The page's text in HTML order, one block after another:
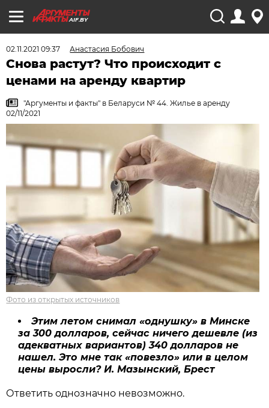
AIF.BY
02.11.2021 09:37 Анастасия Бобович
Снова растут? Что происходит с
ценами на аренду квартир
"Аргументы и факты" в Беларуси № 44. Жилье в аренду
02/11/2021
Фото из открытых источников
Этим летом снимал «однушку» в Минске
за 300 долларов, сейчас ничего дешевле (из
адекватных вариантов) 340 долларов не
нашел. Это мне так «повезло» или в целом
цены выросли? И. Мазынский, Брест
Ответить однозначно невозможно.